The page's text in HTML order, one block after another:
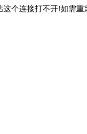
这个连接打不开!如需